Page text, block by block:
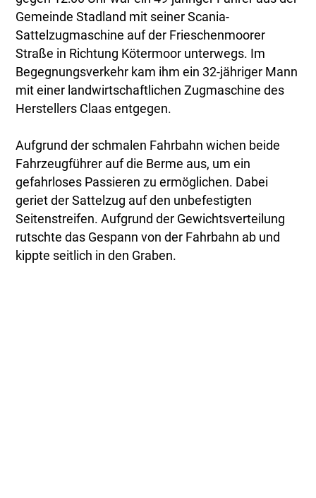
Gemeinde Stadland mit seiner Scania-
Sattelzugmaschine auf der Frieschenmoorer
Straße in Richtung Kötermoor unterwegs. Im
Begegnungsverkehr kam ihm ein 32-jähriger Mann
mit einer landwirtschaftlichen Zugmaschine des
Herstellers Claas entgegen.
Aufgrund der schmalen Fahrbahn wichen beide
Fahrzeugführer auf die Berme aus, um ein
gefahrloses Passieren zu ermöglichen. Dabei
geriet der Sattelzug auf den unbefestigten
Seitenstreifen. Aufgrund der Gewichtsverteilung
rutschte das Gespann von der Fahrbahn ab und
kippte seitlich in den Graben.